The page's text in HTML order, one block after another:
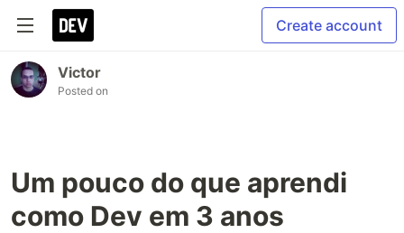
Create account
Victor
Posted on
Um pouco do que aprendi
como Dev em 3 anos